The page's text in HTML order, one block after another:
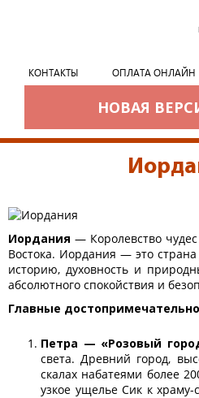
НОВАЯ
КОНТАКТЫ ОПЛАТА ОНЛАЙН
Иордания — Королевство
Востока. Иордания — это
историю, духовность и
абсолютного спокойствия и
Главные
Петра — «Розовый
света. Древний город,
скалах набатеями более
узкое ущелье Сик к